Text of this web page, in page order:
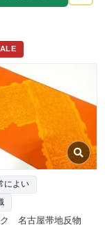
によい
ク 名古屋帯地反物